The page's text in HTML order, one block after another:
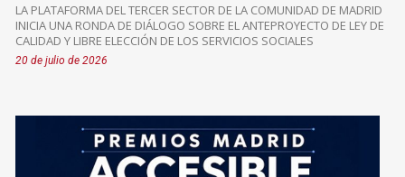
LA PLATAFORMA DEL TERCER SECTOR DE LA COMUNIDAD DE MADRID
INICIA UNA RONDA DE DIÁLOGO SOBRE EL ANTEPROYECTO DE LEY DE
CALIDAD Y LIBRE ELECCIÓN DE LOS SERVICIOS SOCIALES
20 de julio de 2026